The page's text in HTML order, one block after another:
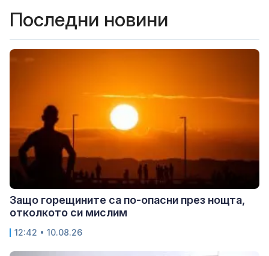
Последни новини
Защо горещините са по-опасни през нощта,
отколкото си мислим
12:42 • 10.08.26